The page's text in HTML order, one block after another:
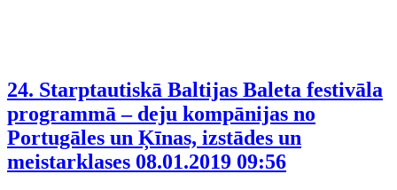
24. Starptautiskā Baltijas Baleta festivāla
programmā – deju kompānijas no
Portugāles un Ķīnas, izstādes un
meistarklases 08.01.2019 09:56